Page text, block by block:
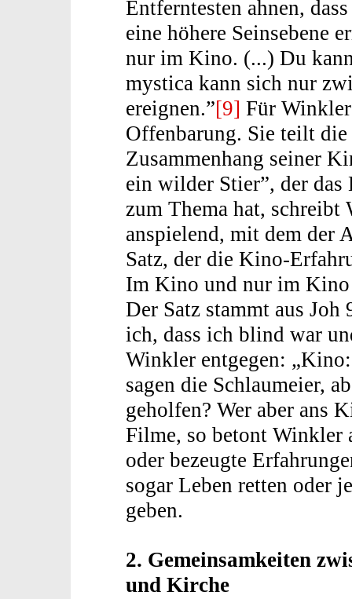
Entferntesten ahnen,
eine höhere Seinsebene
nur im Kino. (...) Du
mystica kann sich nur
ereignen.”[9] Für
Offenbarung. Sie teilt
Zusammenhang seiner
ein wilder Stier”, der das
zum Thema hat,
anspielend, mit dem der
Satz, der die Kino-
Im Kino und nur im Kino
Der Satz stammt aus
ich, dass ich blind war
Winkler entgegen:
sagen die Schlaumeier,
geholfen? Wer aber ans
Filme, so betont Winkler
oder bezeugte
sogar Leben retten oder
geben.
2. Gemeinsamkeiten
und Kirche